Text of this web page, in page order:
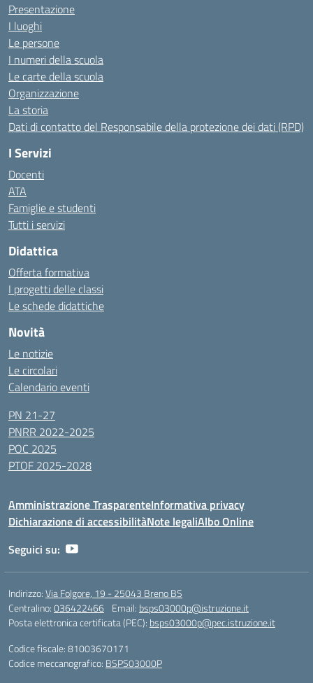
Presentazione
I luoghi
Le persone
I numeri della scuola
Le carte della scuola
Organizzazione
La storia
Dati di contatto del Responsabile della protezione dei dati (RPD)
I Servizi
Docenti
ATA
Famiglie e studenti
Tutti i servizi
Didattica
Offerta formativa
I progetti delle classi
Le schede didattiche
Novità
Le notizie
Le circolari
Calendario eventi
PN 21-27
PNRR 2022-2025
POC 2025
PTOF 2025-2028
Amministrazione TrasparenteInformativa privacy
Dichiarazione di accessibilitàNote legaliAlbo Online
Seguici su:
Indirizzo:Via Folgore, 19 - 25043 Breno BS
Centralino:036422466 Email: bsps03000p@istruzione.it
Posta elettronica certificata (PEC): bsps03000p@pec.istruzione.it
Codice fiscale: 81003670171
Codice meccanografico: BSPS03000P